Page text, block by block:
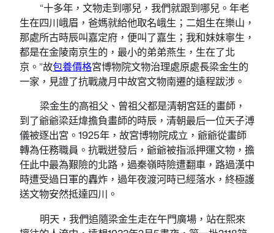
“十多年，文物走到哪兒，我們就跟到哪兒。年老
生在四川峨眉，爸媽就給他取名峨生；二姐生在樂山，
那處所古時辰叫嘉定府，便叫了嘉生；我和妹妹寧生，
都是在金陵南京生的，最小的弟弟燕生，生在了北
京。”故包養價格宮博物院文物治理處原處長梁金生的
一家，見證了抗戰歲月中故宮文物南遷的遠程跋涉。
梁金生的高祖父、曾祖父都是清朝宮廷的畫師，
到了爺爺梁廷煒擔負畫師的時辰，清朝最后一位天子溥
儀被逐出宮。1925年，故宮博物院成立，爺爺從畫師
轉為任務職員。抗戰迸發后，爺爺被指派押運文物，擔
任此中最為艱險的北路，過秦嶺時險遭翻車，路過漢中
時遭受過日軍的轟炸，過年夜渡河時已經落水，終極護
送文物安然抵達四川。
明天，我們追隨梁金生走在午門廣場，站在熙來